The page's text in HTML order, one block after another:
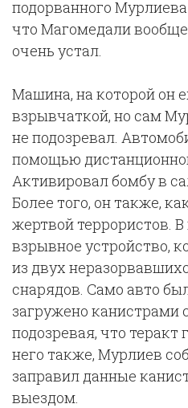
подорванного
что Магомедали
очень устал.
Машина, на которой он
взрывчаткой, но сам
не подозревал.
помощью
Активировал бомбу в
Более того, он также,
жертвой террористов.
взрывное устройство,
из двух
снарядов. Само авто
загружено канистрами
подозревая, что теракт
него также, Мурлиев
заправил данные
выездом.